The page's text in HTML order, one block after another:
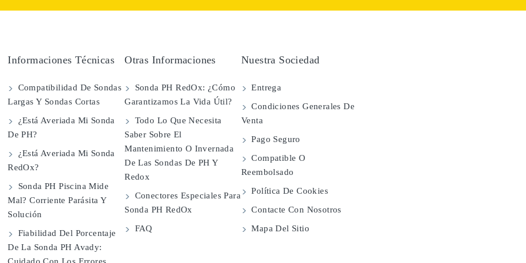
Informaciones Técnicas
Compatibilidad De Sondas
Largas Y Sondas Cortas
¿Está Averiada Mi Sonda
De PH?
¿Está Averiada Mi Sonda
RedOx?
Sonda PH Piscina Mide
Mal? Corriente Parásita Y
Solución
Fiabilidad Del Porcentaje
De La Sonda PH Avady:
Otras Informaciones
Sonda PH RedOx: ¿Cómo
Garantizamos La Vida Útil?
Todo Lo Que Necesita
Saber Sobre El
Mantenimiento O Invernada
De Las Sondas De PH Y
Redox
Conectores Especiales Para
Sonda PH RedOx
FAQ
Nuestra Sociedad
Entrega
Condiciones Generales De
Venta
Pago Seguro
Compatible O
Reembolsado
Política De Cookies
Contacte Con Nosotros
Mapa Del Sitio